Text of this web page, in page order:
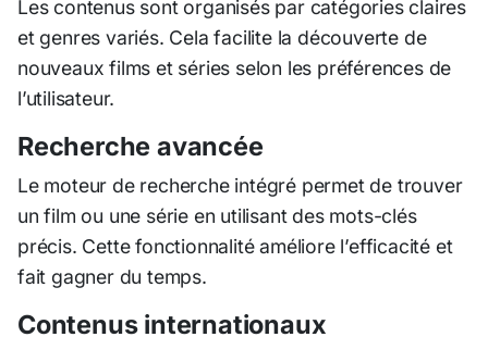
Les contenus sont organisés par catégories claires
et genres variés. Cela facilite la découverte de
nouveaux films et séries selon les préférences de
l’utilisateur.
Recherche avancée
Le moteur de recherche intégré permet de trouver
un film ou une série en utilisant des mots-clés
précis. Cette fonctionnalité améliore l’efficacité et
fait gagner du temps.
Contenus internationaux